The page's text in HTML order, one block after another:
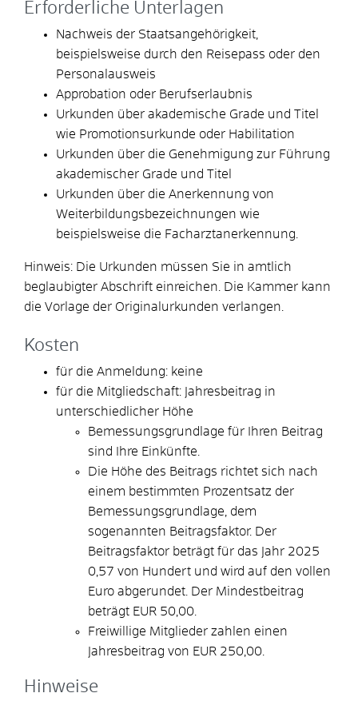
Erforderliche Unterlagen
Nachweis der Staatsangehörigkeit,
beispielsweise durch den Reisepass oder den
Personalausweis
Approbation oder Berufserlaubnis
Urkunden über akademische Grade und Titel
wie Promotionsurkunde oder Habilitation
Urkunden über die Genehmigung zur Führung
akademischer Grade und Titel
Urkunden über die Anerkennung von
Weiterbildungsbezeichnungen wie
beispielsweise die Facharztanerkennung.
Hinweis: Die Urkunden müssen Sie in amtlich
beglaubigter Abschrift einreichen. Die Kammer kann
die Vorlage der Originalurkunden verlangen.
Kosten
für die Anmeldung: keine
für die Mitgliedschaft: Jahresbeitrag in
unterschiedlicher Höhe
Bemessungsgrundlage für Ihren Beitrag
sind Ihre Einkünfte.
Die Höhe des Beitrags richtet sich nach
einem bestimmten Prozentsatz der
Bemessungsgrundlage, dem
sogenannten Beitragsfaktor. Der
Beitragsfaktor beträgt für das Jahr 2025
0,57 von Hundert und wird auf den vollen
Euro abgerundet. Der Mindestbeitrag
beträgt EUR 50,00.
Freiwillige Mitglieder zahlen einen
Jahresbeitrag von EUR 250,00.
Hinweise